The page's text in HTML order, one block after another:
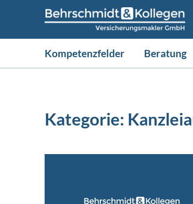
Kompetenzfelder Beratung
Kategorie: